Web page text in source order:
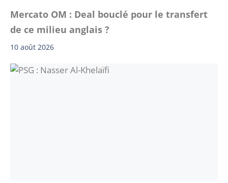
Mercato OM : Deal bouclé pour le transfert
de ce milieu anglais ?
10 août 2026